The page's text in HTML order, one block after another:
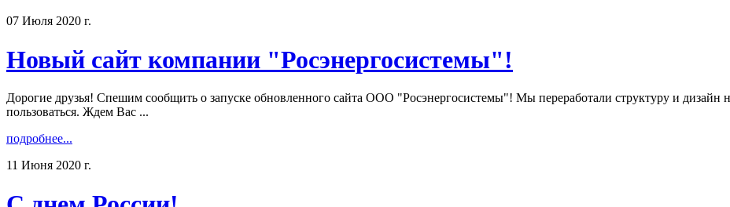
07 Июля 2020 г.
Новый сайт компании "Росэнергосистемы"!
Дорогие друзья! Спешим сообщить о запуске обновленного сайта ООО "Росэнергосистемы"! Мы переработали структуру и дизайн
пользоваться. Ждем Вас ...
подробнее...
11 Июня 2020 г.